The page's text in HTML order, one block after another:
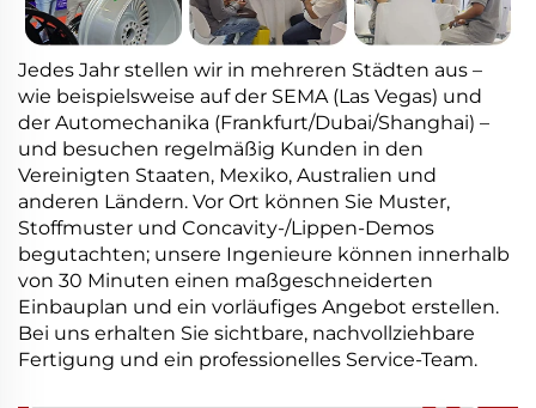
Jedes Jahr stellen wir in mehreren Städten aus –
wie beispielsweise auf der SEMA (Las Vegas) und
der Automechanika (Frankfurt/Dubai/Shanghai) –
und besuchen regelmäßig Kunden in den
Vereinigten Staaten, Mexiko, Australien und
anderen Ländern. Vor Ort können Sie Muster,
Stoffmuster und Concavity-/Lippen-Demos
begutachten; unsere Ingenieure können innerhalb
von 30 Minuten einen maßgeschneiderten
Einbauplan und ein vorläufiges Angebot erstellen.
Bei uns erhalten Sie sichtbare, nachvollziehbare
Fertigung und ein professionelles Service-Team.